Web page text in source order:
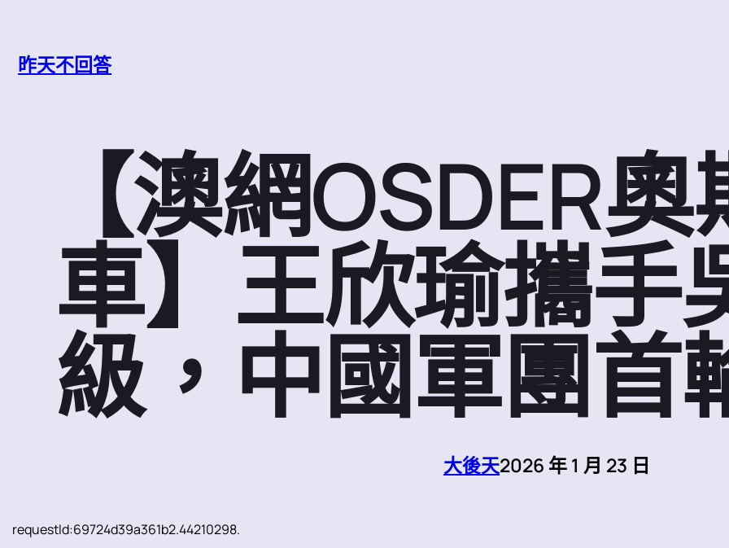
要昨天不回答
【澳網OSDER
車】王欣瑜攜手
級，中國軍團首
大後天2026 年 1 月 23 日
requestId:69724d39a361b2.44210298.